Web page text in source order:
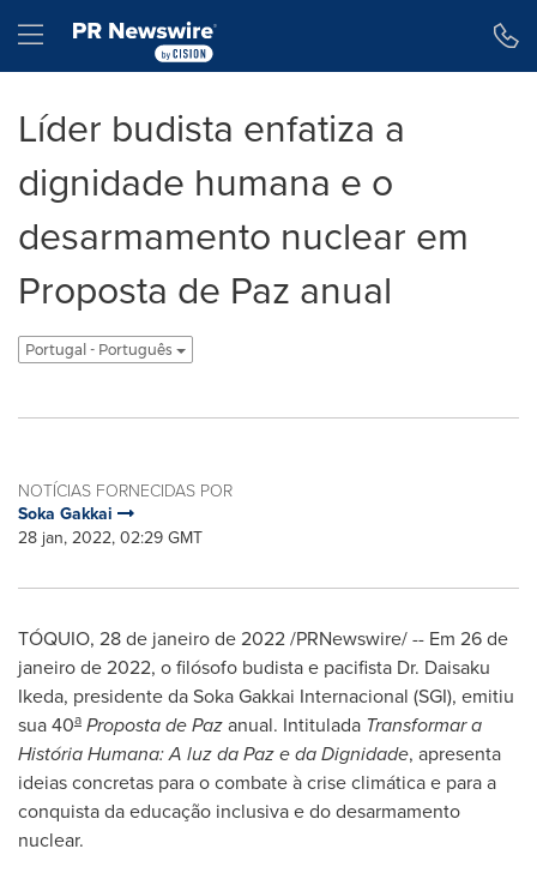
Hamburger menu
Líder budista enfatiza a
dignidade humana e o
desarmamento nuclear em
Proposta de Paz anual
Portugal - Português
NOTÍCIAS FORNECIDAS POR
Soka Gakkai
28 jan, 2022, 02:29 GMT
TÓQUIO, 28 de janeiro de 2022/PRNewswire/ -- Em 26 de
janeiro de 2022, o filósofo budista e pacifista Dr. Daisaku
Ikeda, presidente da Soka Gakkai Internacional (SGI), emitiu
sua 40a Proposta de Pazanual. Intitulada Transformar a
História Humana: A luz da Paz e da Dignidade, apresenta
ideias concretas para o combate à crise climática e para a
conquista da educação inclusiva e do desarmamento
nuclear.